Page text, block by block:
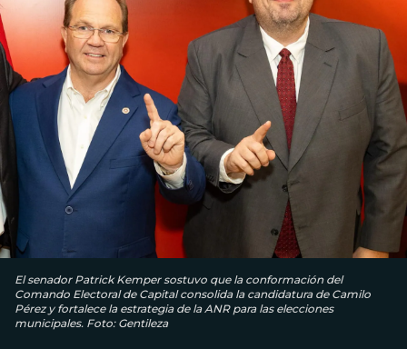
El senador Patrick Kemper sostuvo que la conformación del
Comando Electoral de Capital consolida la candidatura de Camilo
Pérez y fortalece la estrategia de la ANR para las elecciones
municipales. Foto: Gentileza